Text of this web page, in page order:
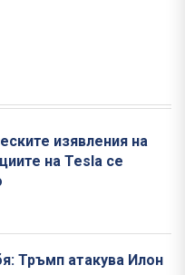
изявления на
на Tesla се
Тръмп атакува Илон